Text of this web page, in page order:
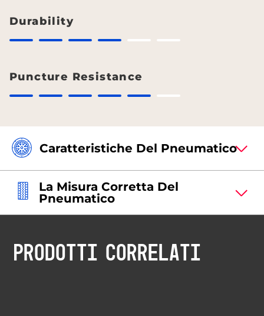
Durability
Puncture Resistance
Caratteristiche Del Pneumatico
La Misura Corretta Del
Pneumatico
PRODOTTI CORRELATI